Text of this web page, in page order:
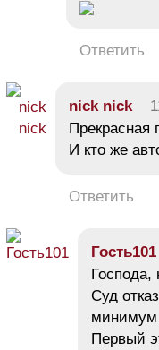
Ответить
nick nick
Прекрасная
И кто же
Ответить
Гость101
Господа,
Суд
минимум
Первый